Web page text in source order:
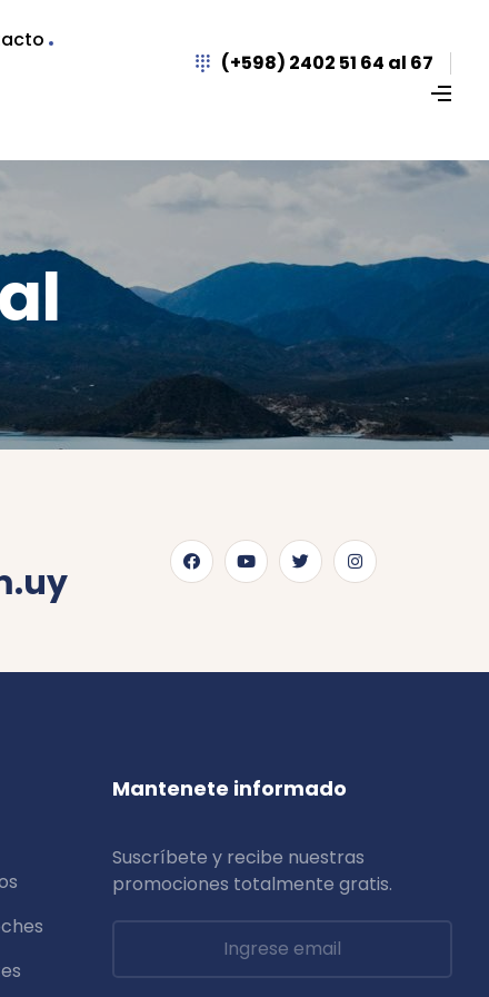
(+598) 2402 51 64 al 67
Mantenete informado
Suscríbete y recibe nuestras
promociones totalmente gratis.